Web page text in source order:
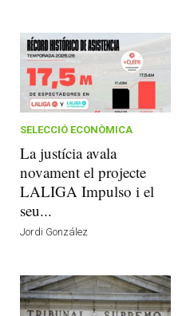
SELECCIÓ ECONÒMICA
La justícia avala
novament el projecte
LALIGA Impulso i el
seu...
Jordi González